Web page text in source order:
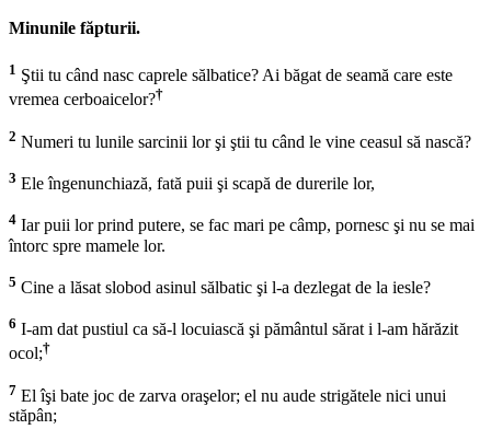
Minunile făpturii.
1 Ştii tu când nasc caprele sălbatice? Ai băgat de seamă care este
vremea cerboaicelor?†
2 Numeri tu lunile sarcinii lor şi ştii tu când le vine ceasul să nască?
3 Ele îngenunchiază, fată puii şi scapă de durerile lor,
4 Iar puii lor prind putere, se fac mari pe câmp, pornesc şi nu se mai
întorc spre mamele lor.
5 Cine a lăsat slobod asinul sălbatic şi l-a dezlegat de la iesle?
6 I-am dat pustiul ca să-l locuiască şi pământul sărat i l-am hărăzit
ocol;†
7 El îşi bate joc de zarva oraşelor; el nu aude strigătele nici unui
stăpân;